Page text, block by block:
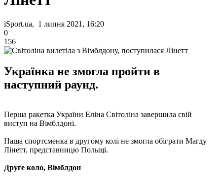
iSport.ua, 1 липня 2021, 16:20
0
156
Українка не змогла пройти в
наступний раунд.
Перша ракетка України Еліна Світоліна завершила свій
виступ на Вімблдоні.
Наша спортсменка в другому колі не змогла обіграти Магду
Лінетт, представницю Польщі.
Друге коло, Вімблдон